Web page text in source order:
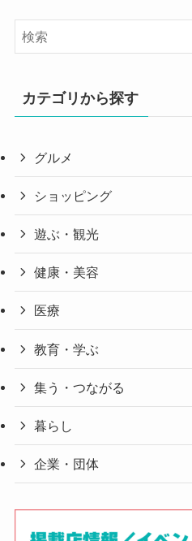
カテゴリから探す
グルメ
ショッピング
遊ぶ・観光
健康・美容
医療
教育・学ぶ
集う・つながる
暮らし
企業・団体